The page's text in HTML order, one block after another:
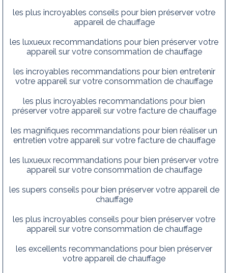
les plus incroyables conseils pour bien préserver votre
appareil de chauffage
les luxueux recommandations pour bien préserver votre
appareil sur votre consommation de chauffage
les incroyables recommandations pour bien entretenir
votre appareil sur votre consommation de chauffage
les plus incroyables recommandations pour bien
préserver votre appareil sur votre facture de chauffage
les magnifiques recommandations pour bien réaliser un
entretien votre appareil sur votre facture de chauffage
les luxueux recommandations pour bien préserver votre
appareil sur votre consommation de chauffage
les supers conseils pour bien préserver votre appareil de
chauffage
les plus incroyables conseils pour bien préserver votre
appareil sur votre consommation de chauffage
les excellents recommandations pour bien préserver
votre appareil de chauffage